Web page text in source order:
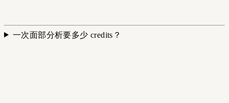
一次面部分析要多少 credits？